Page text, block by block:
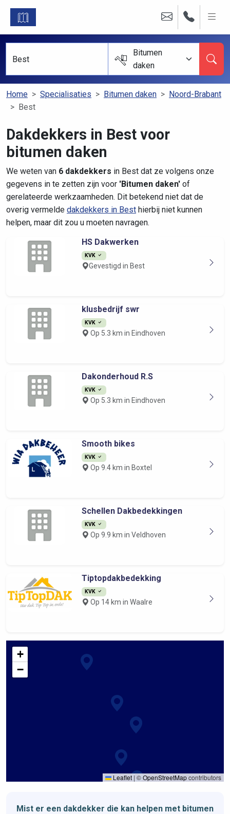
Bitumen
daken
Home Specialisaties Bitumen daken
Noord-Brabant
Best
Dakdekkers in Best voor
bitumen daken
We weten van 6 dakdekkers in Best dat ze volgens onze
gegevens in te zetten zijn voor 'Bitumen daken' of
gerelateerde werkzaamheden. Dit betekend niet dat de
overig vermelde dakdekkers in Best hierbij niet kunnen
helpen, maar dit zou u moeten navragen.
HS Dakwerken
KVK
Gevestigd in Best
klusbedrijf swr
KVK
Op 5.3 km in Eindhoven
Dakonderhoud R.S
KVK
Op 5.3 km in Eindhoven
Smooth bikes
KVK
Op 9.4 km in Boxtel
Schellen Dakbedekkingen
KVK
Op 9.9 km in Veldhoven
Tiptopdakbedekking
KVK
Op 14 km in Waalre
+
−
Leaflet | ©OpenStreetMapcontributors
Mist er een dakdekker die kan helpen met bitumen